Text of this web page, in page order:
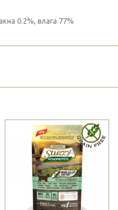
0.2%, влага 77%